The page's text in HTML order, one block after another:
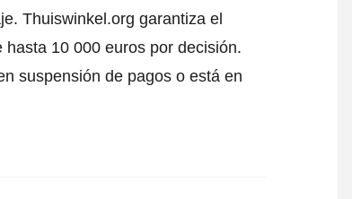
Thuiswinkel.org garantiza el
10 000 euros por decisión.
suspensión de pagos o está en